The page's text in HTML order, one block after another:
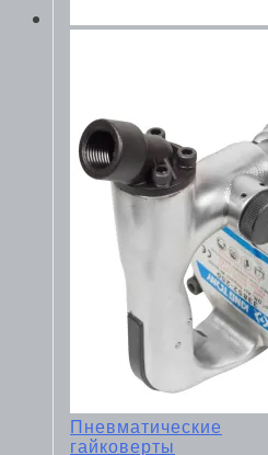
Пневматические
гайковерты